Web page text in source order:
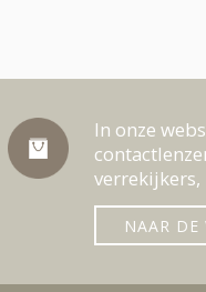
In onze
NAAR DE